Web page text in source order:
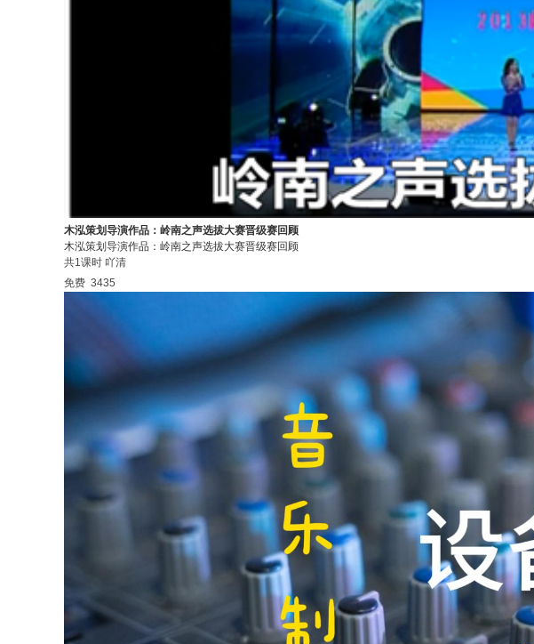
木泓策划导演作品：岭南之声选拔大赛晋级赛回顾
木泓策划导演作品：岭南之声选拔大赛晋级赛回顾
共1课时 吖清
免费 3435